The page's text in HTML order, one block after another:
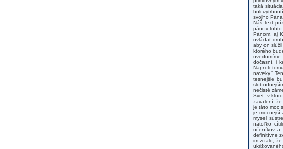
taká
boli
svojho Pána.
Náš text
pánov tohto
Pánom, aj
ovládať
aby on
ktorého
dočasní, i
Naproti
naveky.“
tesnejšie
nečisté
Svet, v
zavalení,
je táto moc
je mocnejší
myseľ
natoľko
učeníkov a
definitívne
im zdalo,